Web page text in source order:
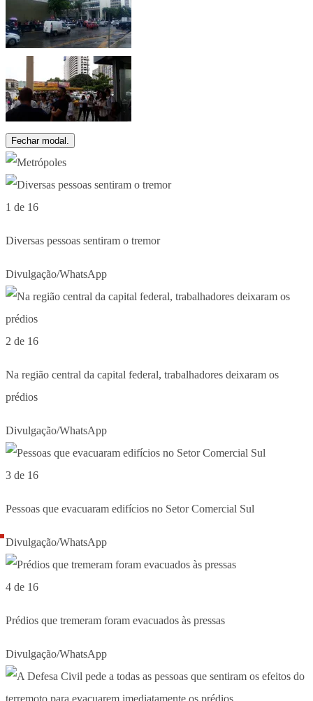
Fechar modal.
1 de 16
Diversas pessoas sentiram o tremor
Divulgação/WhatsApp
2 de 16
Na região central da capital federal, trabalhadores deixaram os
prédios
Divulgação/WhatsApp
3 de 16
Pessoas que evacuaram edifícios no Setor Comercial Sul
Divulgação/WhatsApp
4 de 16
Prédios que tremeram foram evacuados às pressas
Divulgação/WhatsApp